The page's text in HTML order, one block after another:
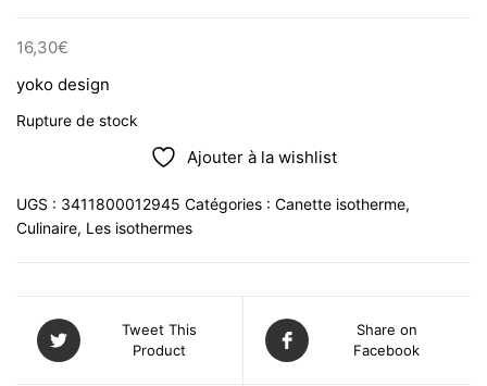
16,30€
yoko design
Rupture de stock
Ajouter à la wishlist
UGS : 3411800012945 Catégories : Canette isotherme,
Culinaire, Les isothermes
Tweet This
Product
Share on
Facebook